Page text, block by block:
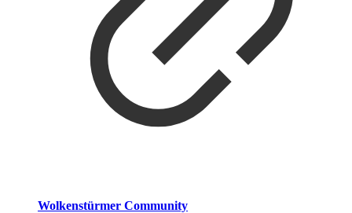
Wolkenstürmer Community